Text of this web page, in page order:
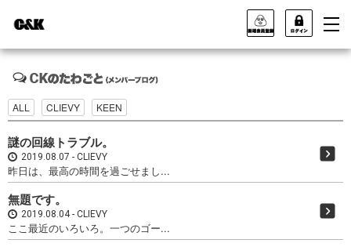
ALL CLIEVY KEEN
謎の回線トラブル。
2019.08.07 CLIEVY
昨日は、最高の時間を過ごせまし...
無題です。
2019.08.04 CLIEVY
ここ最近のいろいろ。一つのゴー...